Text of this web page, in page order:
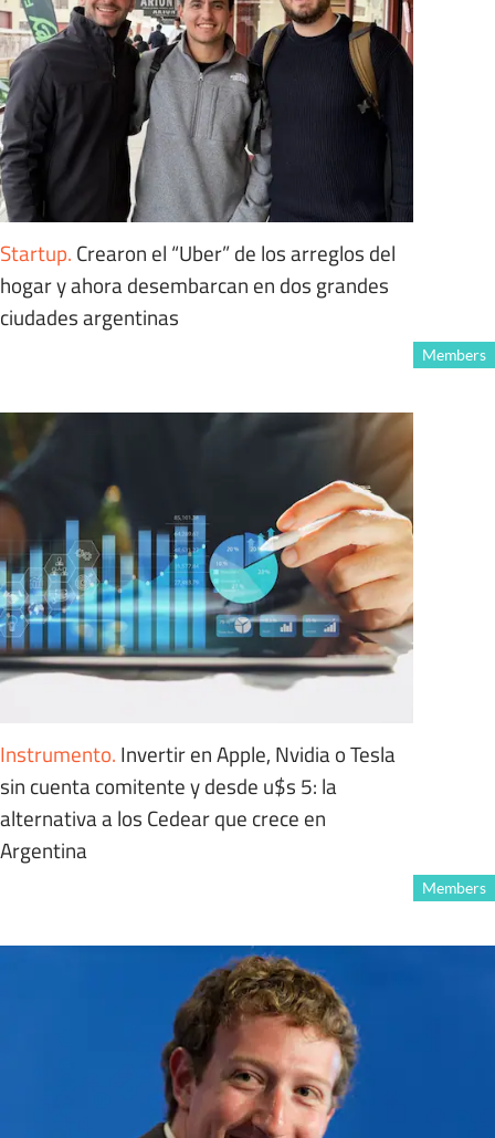
Startup. Crearon el “Uber” de los arreglos del
hogar y ahora desembarcan en dos grandes
ciudades argentinas
Members
Instrumento. Invertir en Apple, Nvidia o Tesla
sin cuenta comitente y desde u$s 5: la
alternativa a los Cedear que crece en
Argentina
Members